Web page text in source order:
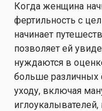
Когда женщина
фертильность с
начинает
позволяет ей
нуждаются в
больше различных
уходу, включая
иглоукалывателей,